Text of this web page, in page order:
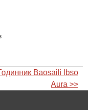
Baosaili Ibso
Aura >>